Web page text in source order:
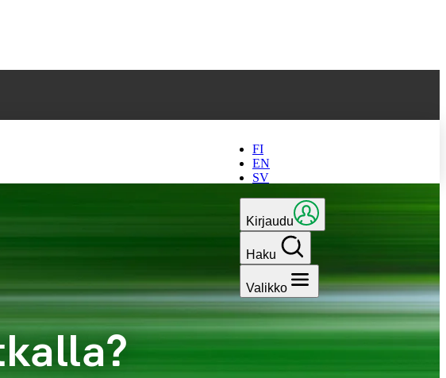
FI
EN
SV
Kirjaudu
Haku
Valikko